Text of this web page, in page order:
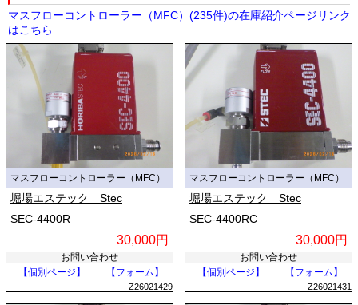
マスフローコントローラー（MFC）(235件)の在庫紹介ページリンク
はこちら
マスフローコントローラー（MFC）
堀場エステック Stec
SEC-4400R
30,000円
お問い合わせ
【個別ページ】
【フォーム】
Z26021429
マスフローコントローラー（MFC）
堀場エステック Stec
SEC-4400RC
30,000円
お問い合わせ
【個別ページ】
【フォーム】
Z26021431